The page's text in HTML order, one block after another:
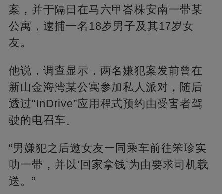
案，并于隔日在马六甲峇株安南一带某
公寓，逮捕一名18岁男子及其17岁女
友。
他说，调查显示，两名嫌犯案发前曾在
新山金海湾某公寓参加私人派对，随后
透过“InDrive”应用程式预约由受害者驾
驶的电召车。
“男嫌犯之后邀女友一同乘车前往笨珍实
叻一带，并以‘回家拿钱’为由要求司机载
送。”